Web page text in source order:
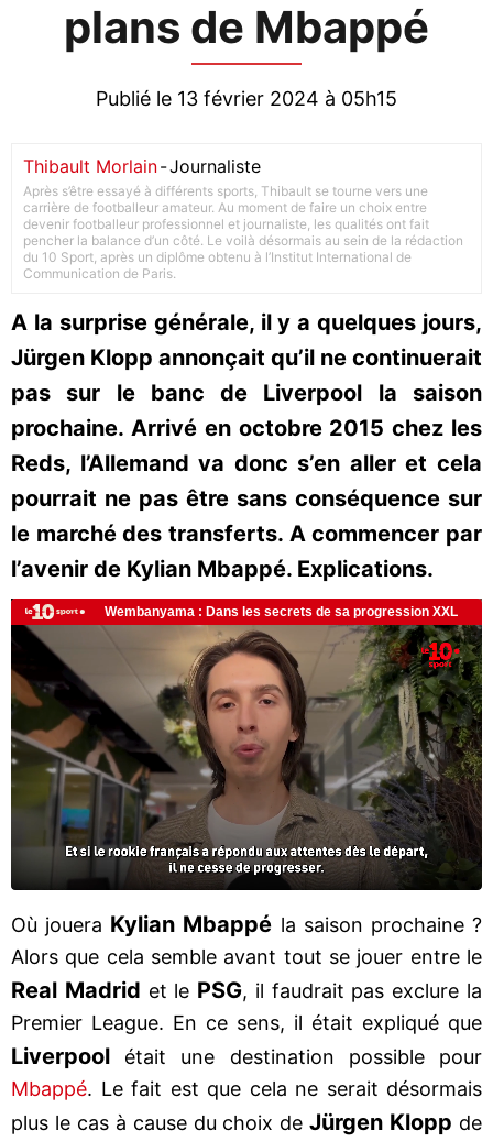
plans de Mbappé
Publié le 13 février 2024 à 05h15
Thibault Morlain-Journaliste
Après s’être essayé à différents sports, Thibault se tourne vers une
carrière de footballeur amateur. Au moment de faire un choix entre
devenir footballeur professionnel et journaliste, les qualités ont fait
pencher la balance d’un côté. Le voilà désormais au sein de la rédaction
du 10 Sport, après un diplôme obtenu à l’Institut International de
Communication de Paris.
A la surprise générale, il y a quelques jours,
Jürgen Klopp annonçait qu’il ne continuerait
pas sur le banc de Liverpool la saison
prochaine. Arrivé en octobre 2015 chez les
Reds, l’Allemand va donc s’en aller et cela
pourrait ne pas être sans conséquence sur
le marché des transferts. A commencer par
l’avenir de Kylian Mbappé. Explications.
Où jouera Kylian Mbappé la saison prochaine ?
Alors que cela semble avant tout se jouer entre le
Real Madrid et le PSG, il faudrait pas exclure la
Premier League. En ce sens, il était expliqué que
Liverpool était une destination possible pour
Mbappé. Le fait est que cela ne serait désormais
plus le cas à cause du choix deJürgen Klopp de